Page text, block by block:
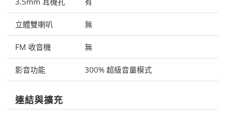
立體雙喇叭 無
FM 收音機 無
影音功能 300% 超級音量模式
連結與擴充